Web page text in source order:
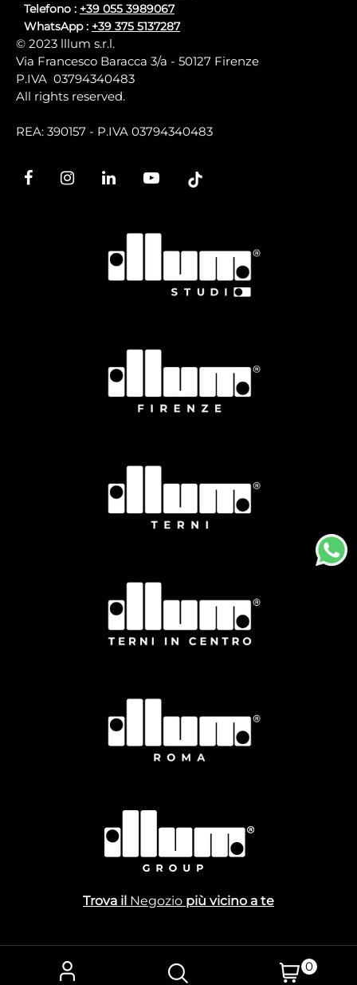
Telefono : +39 055 3989067
WhatsApp : +39 375 5137287
© 2023 lllum s.r.l.
Via Francesco Baracca 3/a - 50127 Firenze
P.IVA 03794340483
All rights reserved.
REA: 390157 - P.IVA 03794340483
Trova il Negozio più vicino a te
0
Powered byPassepartout